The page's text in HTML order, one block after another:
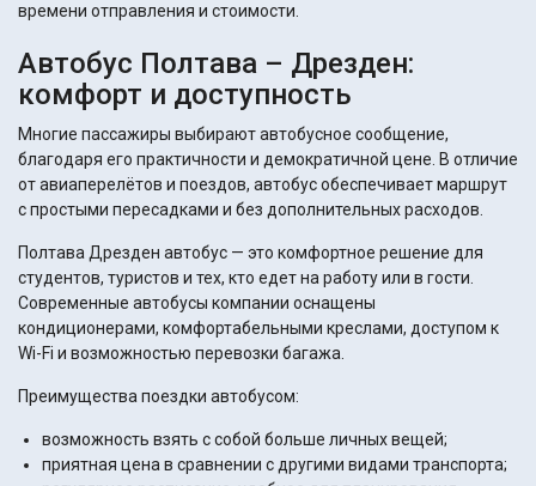
времени отправления и стоимости.
Автобус Полтава – Дрезден:
комфорт и доступность
Многие пассажиры выбирают автобусное сообщение,
благодаря его практичности и демократичной цене. В отличие
от авиаперелётов и поездов, автобус обеспечивает маршрут
с простыми пересадками и без дополнительных расходов.
Полтава Дрезден автобус — это комфортное решение для
студентов, туристов и тех, кто едет на работу или в гости.
Современные автобусы компании оснащены
кондиционерами, комфортабельными креслами, доступом к
Wi-Fi и возможностью перевозки багажа.
Преимущества поездки автобусом:
возможность взять с собой больше личных вещей;
приятная цена в сравнении с другими видами транспорта;